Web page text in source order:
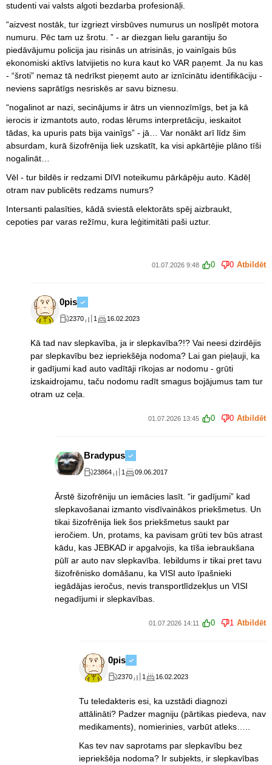
studenti vai valsts algoti bezdarba profesionāļi.
“aizvest nostāk, tur izgriezt virsbūves numurus un noslīpēt motora
numuru. Pēc tam uz šrotu. ” - ar diezgan lielu garantiju šo
piedāvājumu policija jau risinās un atrisinās, jo vainīgais būs
ekonomiski aktīvs latvijietis no kura kaut ko VAR paņemt. Ja nu kas
- “šroti” nemaz tā nedrīkst pieņemt auto ar iznīcinātu identifikāciju -
neviens saprātīgs nesriskēs ar savu biznesu.
“nogalinot ar nazi, secinājums ir ātrs un viennozīmīgs, bet ja kā
ierocis ir izmantots auto, rodas lērums interpretāciju, ieskaitot
tādas, ka upuris pats bija vainīgs” - jā… Var nonākt arī līdz šim
absurdam, kurā šizofrēnija liek uzskatīt, ka visi apkārtējie plāno tīši
nogalināt…
Vēl - tur bildēs ir redzami DIVI noteikumu pārkāpēju auto. Kādēļ
otram nav publicēts redzams numurs?
Intersanti palasīties, kādā sviestā elektorāts spēj aizbraukt,
cepoties par varas režīmu, kura leģitimitāti paši uztur.
01.07.2026 9:48 0 0 Atbildēt
0pis
2370 1 16.02.2023
Kā tad nav slepkavība, ja ir slepkavība?!? Vai neesi dzirdējis
par slepkavību bez iepriekšēja nodoma? Lai gan pieļauji, ka
ir gadījumi kad auto vadītāji rīkojas ar nodomu - grūti
izskaidrojamu, taču nodomu radīt smagus bojājumus tam tur
otram uz ceļa.
01.07.2026 13:45 0 0 Atbildēt
Bradypus
23864 1 09.06.2017
Ārstē šizofrēniju un iemācies lasīt. “ir gadījumi” kad
slepkavošanai izmanto visdīvainākos priekšmetus. Un
tikai šizofrēnija liek šos priekšmetus saukt par
ieročiem. Un, protams, ka pavisam grūti tev būs atrast
kādu, kas JEBKAD ir apgalvojis, ka tīša iebraukšana
pūlī ar auto nav slepkavība. Iebildums ir tikai pret tavu
šizofrēnisko domāšanu, ka VISI auto īpašnieki
iegādājas ieročus, nevis transportlīdzekļus un VISI
negadījumi ir slepkavības.
01.07.2026 14:11 0 1 Atbildēt
0pis
2370 1 16.02.2023
Tu teledakteris esi, ka uzstādi diagnozi
attālināti? Padzer magniju (pārtikas piedeva, nav
medikaments), nomierinies, varbūt atleks…..
Kas tev nav saprotams par slepkavību bez
iepriekšēja nodoma? Ir subjekts, ir slepkavības